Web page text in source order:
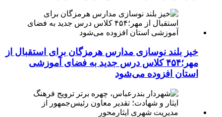
خیز بلند نوسازی مدارس هرمزگان برای استقبال از
مهر؛۴۵۴ کلاس درس جدید به فضای آموزشی
استان افزوده می‌شود